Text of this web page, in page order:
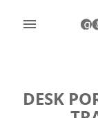

DESK